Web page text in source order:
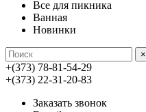
Все для пикника
Ванная
Новинки
×
+(373) 78-81-54-29
+(373) 22-31-20-83
Заказать звонок